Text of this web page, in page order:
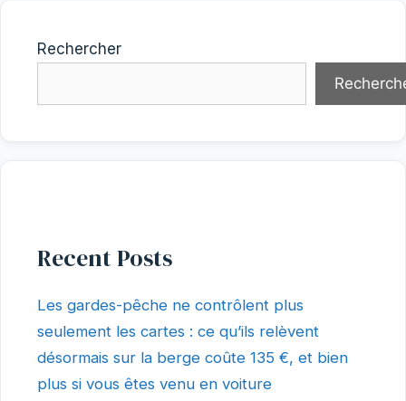
Rechercher
Recent Posts
Les gardes-pêche ne contrôlent plus
seulement les cartes : ce qu’ils relèvent
désormais sur la berge coûte 135 €, et bien
plus si vous êtes venu en voiture